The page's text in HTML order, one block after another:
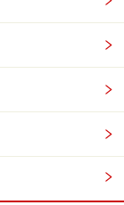
モ（ヴィリジ
」における天
の晩餐」はア